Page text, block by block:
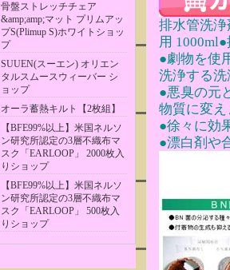
排水管洗
用
●劇物を使
洗浄する
●悪臭の元
物質に変
●徐々に効
●漂白剤や
骨盤ストレッチチェア
&amp;amp;マット プリムアッ
プS(Plimup S)ホワイトショッ
プ
SUUEN(スーエン) オリエン
タルスムースウィーバー シ
ョップ
オーラ蓄熱キルト【2枚組】
【BFE99%以上】米国ネルソ
ン研究所認定の3層不織布マ
スク「EARLOOP」 2000枚入
りショップ
【BFE99%以上】米国ネルソ
ン研究所認定の3層不織布マ
スク「EARLOOP」 500枚入
りショップ